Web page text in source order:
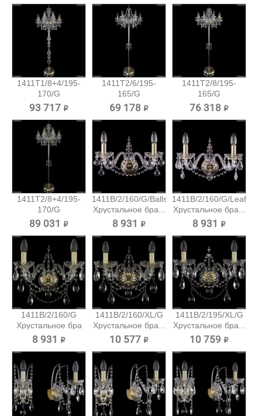
1411T1/8+4/195-
170/G
Хрустальный...
93 717 ₽
1411T2/6/195-
165/G
Хрустальный
69 178 ₽
1411T2/8/195-
165/G
Хрустальный
76 318 ₽
1411T2/8+4/195-
170/G
Хрустальный...
89 031 ₽
1411B/2/160/G/Balls
Хрустальное бра...
8 931 ₽
1411B/2/160/G/Leafs
Хрустальное бра...
8 931 ₽
1411B/2/160/G
Хрустальное бра
Bohemia...
8 931 ₽
1411B/2/160/XL/G
Хрустальное бра...
10 577 ₽
1411B/2/195/XL/G
Хрустальное бра...
10 759 ₽